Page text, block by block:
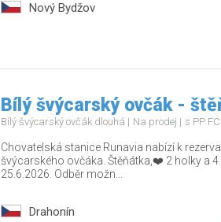
Nový Bydžov
Bílý švýcarský ovčák -
Bílý švýcarský ovčák dlouhá Na prodej s PP FCI
Chovatelská stanice Runavia nabízí k
švýcarského ovčáka. Štěňátka,❤️ 2 holky a 4
25.6.2026. Odběr možn...
Drahonín